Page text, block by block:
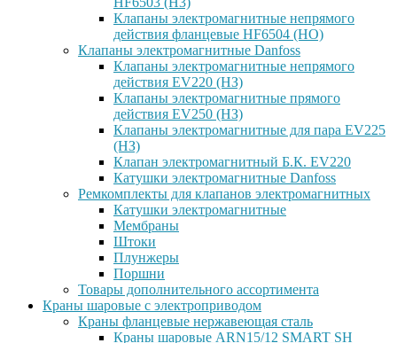
Клапаны электромагнитные непрямого
действия фланцевые HF6504 (НО)
Клапаны электромагнитные Danfoss
Клапаны электромагнитные непрямого
действия EV220 (НЗ)
Клапаны электромагнитные прямого
действия EV250 (НЗ)
Клапаны электромагнитные для пара EV225
(НЗ)
Клапан электромагнитный Б.К. EV220
Катушки электромагнитные Danfoss
Ремкомплекты для клапанов электромагнитных
Катушки электромагнитные
Мембраны
Штоки
Плунжеры
Поршни
Товары дополнительного ассортимента
Краны шаровые с электроприводом
Краны фланцевые нержавеющая сталь
Краны шаровые ARN15/12 SMART SH